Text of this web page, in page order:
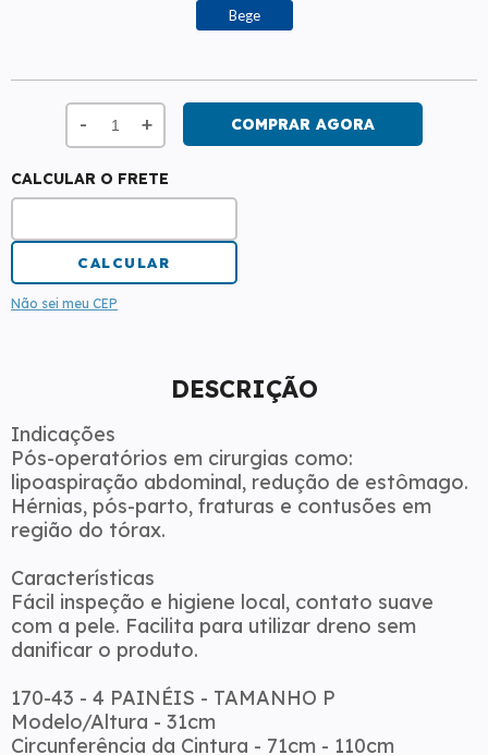
Bege
- +
CALCULAR O FRETE
Não sei meu CEP
DESCRIÇÃO
Indicações
Pós-operatórios em cirurgias como:
lipoaspiração abdominal, redução de estômago.
Hérnias, pós-parto, fraturas e contusões em
região do tórax.
Características
Fácil inspeção e higiene local, contato suave
com a pele. Facilita para utilizar dreno sem
danificar o produto.
170-43 - 4 PAINÉIS - TAMANHO P
Modelo/Altura - 31cm
Circunferência da Cintura - 71cm - 110cm